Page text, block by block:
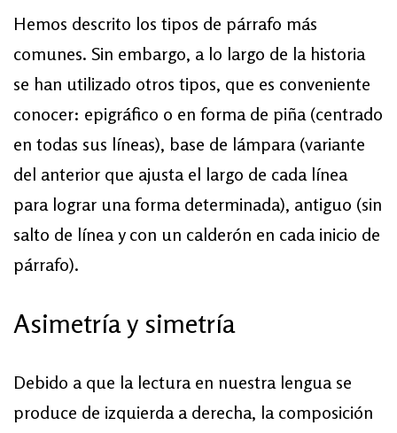
Hemos descrito los tipos de párrafo más
comunes. Sin embargo, a lo largo de la historia
se han utilizado otros tipos, que es conveniente
conocer: epigráfico o en forma de piña (centrado
en todas sus líneas), base de lámpara (variante
del anterior que ajusta el largo de cada línea
para lograr una forma determinada), antiguo (sin
salto de línea y con un calderón en cada inicio de
párrafo).
Asimetría y simetría
Debido a que la lectura en nuestra lengua se
produce de izquierda a derecha, la composición